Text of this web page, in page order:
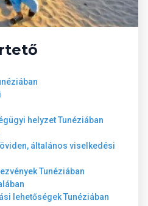
helyzet Tunéziában
általános viselkedési
Tunéziában
lehetőségek Tunéziában